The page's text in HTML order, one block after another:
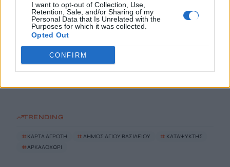
I want to opt-out of Collection, Use,
Retention, Sale, and/or Sharing of my
Personal Data that Is Unrelated with the
Purposes for which it was collected.
Opted Out
CONFIRM
Έκτακτο επίδομα παιδιού: Ποιοι πάνε ταμείο
6 Αυγούστου, 2026
ΟΠΕΚΑ: Νέα πληρωμή στις 7 Αυγούστου για τρίτεκνες και
πολύτεκνες οικογένειες
TRENDING
# ΚΑΡΤΑ ΑΓΡΟΤΗ # ΔΗΜΟΣ ΑΓΙΟΥ ΒΑΣΙΛΕΙΟΥ # ΚΑΤΑΨΥΚΤΗΣ
#ΑΡΚΑΛΟΧΩΡΙ